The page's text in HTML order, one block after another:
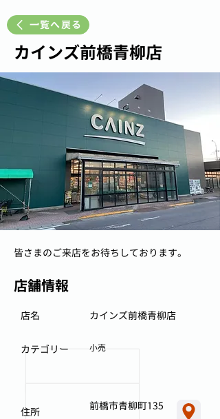
一覧へ戻る
カインズ前橋青柳店
皆さまのご来店をお待ちしております。
店舗情報
カインズ前橋青柳店
店名
小売
カテゴリー
前橋市青柳町135
住所